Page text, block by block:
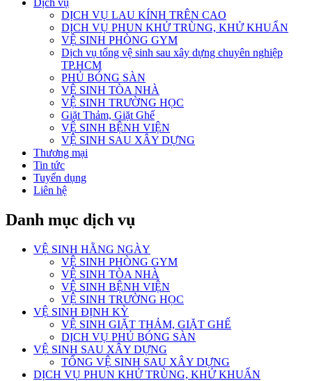
Dịch vụ
DỊCH VỤ LAU KÍNH TRÊN CAO
DỊCH VỤ PHUN KHỬ TRÙNG, KHỬ KHUẨN
VỆ SINH PHÒNG GYM
Dịch vụ tổng vệ sinh sau xây dựng chuyên nghiệp
TP.HCM
PHỦ BÓNG SÀN
VỆ SINH TÒA NHÀ
VỆ SINH TRƯỜNG HỌC
Giặt Thảm, Giặt Ghế
VỆ SINH BỆNH VIỆN
VỆ SINH SAU XÂY DỰNG
Thương mại
Tin tức
Tuyển dụng
Liên hệ
Danh mục dịch vụ
VỆ SINH HẰNG NGÀY
VỆ SINH PHÒNG GYM
VỆ SINH TÒA NHÀ
VỆ SINH BỆNH VIỆN
VỆ SINH TRƯỜNG HỌC
VỆ SINH ĐỊNH KỲ
VỆ SINH GIẶT THẢM, GIẶT GHẾ
DỊCH VỤ PHỦ BÓNG SÀN
VỆ SINH SAU XÂY DỰNG
TỔNG VỆ SINH SAU XÂY DỰNG
DỊCH VỤ PHUN KHỬ TRÙNG, KHỬ KHUẨN